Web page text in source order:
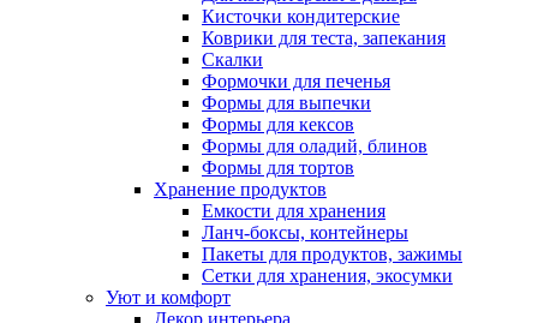
Кисточки кондитерские
Коврики для теста, запекания
Скалки
Формочки для печенья
Формы для выпечки
Формы для кексов
Формы для оладий, блинов
Формы для тортов
Хранение продуктов
Емкости для хранения
Ланч-боксы, контейнеры
Пакеты для продуктов, зажимы
Сетки для хранения, экосумки
Уют и комфорт
Декор интерьера